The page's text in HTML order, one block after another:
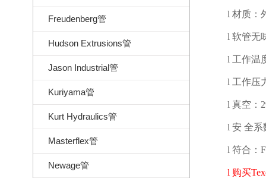
Freudenberg管
Hudson Extrusions管
Jason Industrial管
Kuriyama管
Kurt Hydraulics管
Masterflex管
Newage管
l 材质：
l 软管无
l 工作温
l 工作压
l 真空：
l 安 全系
l 符合：
l 购买